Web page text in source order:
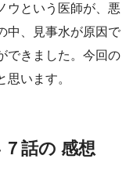
ウという医師が、悪
中、見事水が原因で
できました。今回の
います。
話の 感想